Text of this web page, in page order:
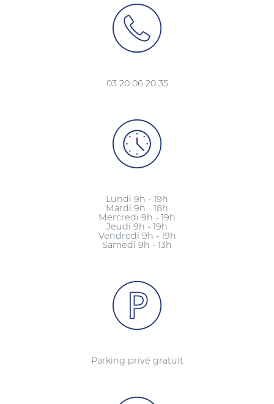
03 20 06 20 35
Lundi 9h - 19h
Mardi 9h - 18h
Mercredi 9h - 19h
Jeudi 9h - 19h
Vendredi 9h - 19h
Samedi 9h - 13h
Parking privé gratuit